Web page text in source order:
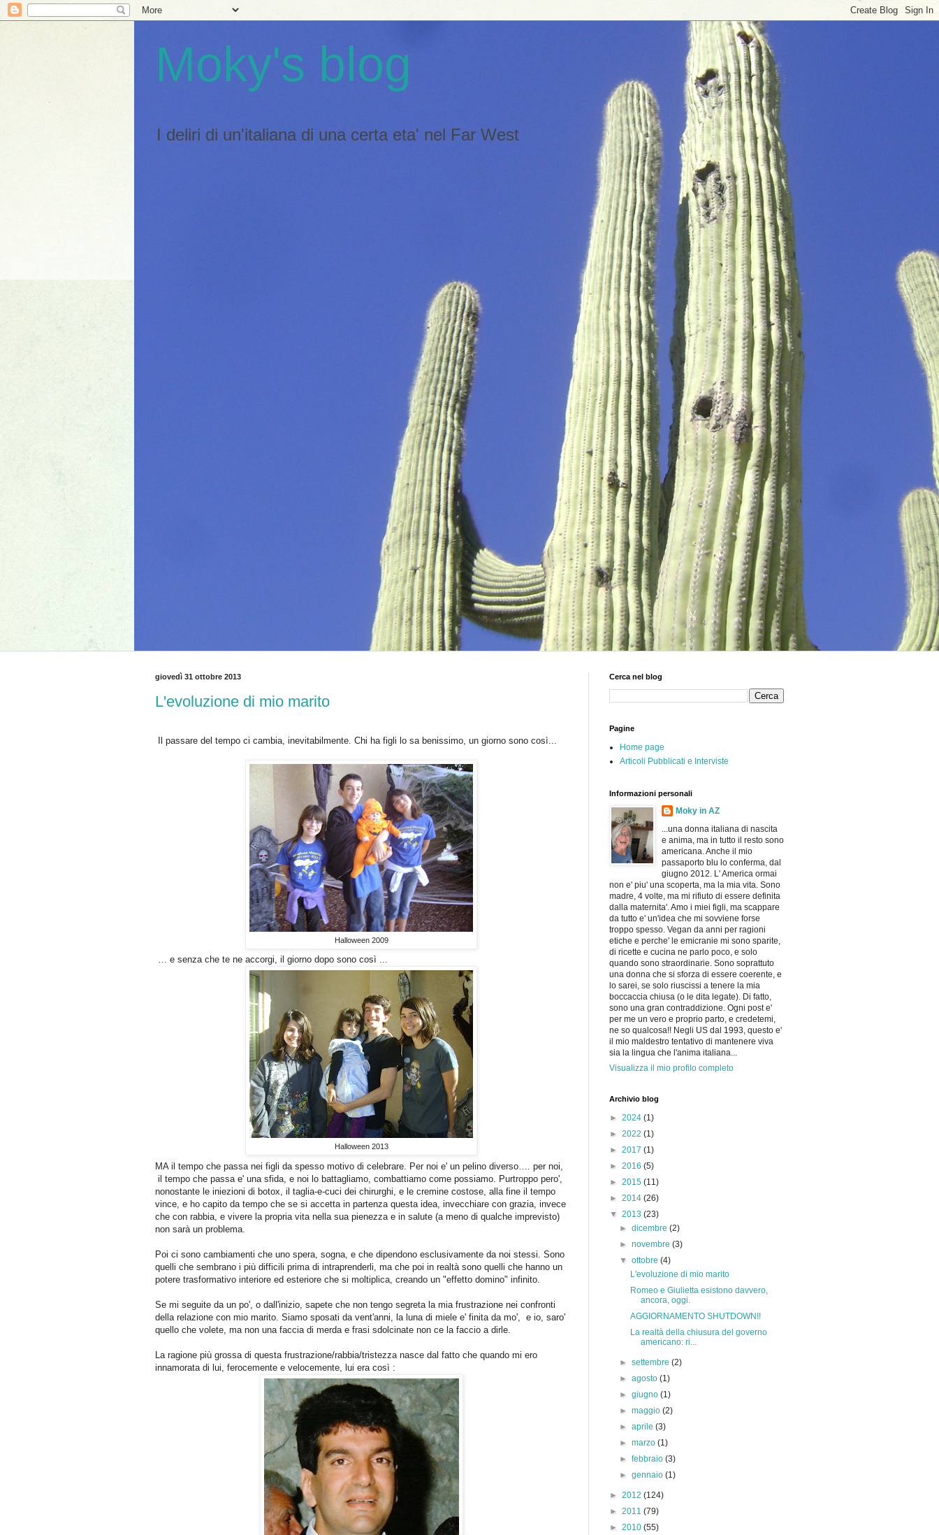
Moky's blog
I deliri di un'italiana di una certa eta' nel Far West
giovedì 31 ottobre 2013
L'evoluzione di mio marito
Il passare del tempo ci cambia, inevitabilmente. Chi ha figli lo sa benissimo, un giorno sono così...
Halloween 2009
… e senza che te ne accorgi, il giorno dopo sono così ...
Halloween 2013
MA il tempo che passa nei figli da spesso motivo di celebrare. Per noi e' un pelino diverso…. per noi,
il tempo che passa e' una sfida, e noi lo battagliamo, combattiamo come possiamo. Purtroppo pero',
nonostante le iniezioni di botox, il taglia-e-cuci dei chirurghi, e le cremine costose, alla fine il tempo
vince, e ho capito da tempo che se si accetta in partenza questa idea, invecchiare con grazia, invece
che con rabbia, e vivere la propria vita nella sua pienezza e in salute (a meno di qualche imprevisto)
non sarà un problema.
Poi ci sono cambiamenti che uno spera, sogna, e che dipendono esclusivamente da noi stessi. Sono
quelli che sembrano i più difficili prima di intraprenderli, ma che poi in realtà sono quelli che hanno un
potere trasformativo interiore ed esteriore che si moltiplica, creando un "effetto domino" infinito.
Se mi seguite da un po', o dall'inizio, sapete che non tengo segreta la mia frustrazione nei confronti
della relazione con mio marito. Siamo sposati da vent'anni, la luna di miele e' finita da mo', e io, saro'
quello che volete, ma non una faccia di merda e frasi sdolcinate non ce la faccio a dirle.
La ragione più grossa di questa frustrazione/rabbia/tristezza nasce dal fatto che quando mi ero
innamorata di lui, ferocemente e velocemente, lui era così :
Cerca nel blog
Pagine
Home page
Articoli Pubblicati e Interviste
Informazioni personali
Moky in AZ
...una donna italiana di nascita
e anima, ma in tutto il resto sono
americana. Anche il mio
passaporto blu lo conferma, dal
giugno 2012. L' America ormai
non e' piu' una scoperta, ma la mia vita. Sono
madre, 4 volte, ma mi rifiuto di essere definita
dalla maternita'. Amo i miei figli, ma scappare
da tutto e' un'idea che mi sovviene forse
troppo spesso. Vegan da anni per ragioni
etiche e perche' le emicranie mi sono sparite,
di ricette e cucina ne parlo poco, e solo
quando sono straordinarie. Sono soprattuto
una donna che si sforza di essere coerente, e
lo sarei, se solo riuscissi a tenere la mia
boccaccia chiusa (o le dita legate). Di fatto,
sono una gran contraddizione. Ogni post e'
per me un vero e proprio parto, e credetemi,
ne so qualcosa!! Negli US dal 1993, questo e'
il mio maldestro tentativo di mantenere viva
sia la lingua che l'anima italiana...
Visualizza il mio profilo completo
Archivio blog
► 2024 (1)
► 2022 (1)
► 2017 (1)
► 2016 (5)
► 2015 (11)
► 2014 (26)
▼ 2013 (23)
►dicembre(2)
►novembre(3)
▼ottobre(4)
L'evoluzione di mio marito
Romeo e Giulietta esistono davvero,
ancora, oggi.
AGGIORNAMENTO SHUTDOWN!!
La realtà della chiusura del governo
americano: ri...
►settembre(2)
►agosto(1)
►giugno(1)
►maggio(2)
►aprile(3)
►marzo(1)
►febbraio(3)
►gennaio(1)
► 2012 (124)
► 2011 (79)
► 2010 (55)